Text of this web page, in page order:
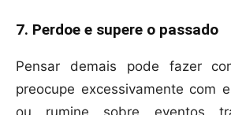
7. Perdoe e supere o passado
Pensar demais pode fazer
preocupe excessivamente com